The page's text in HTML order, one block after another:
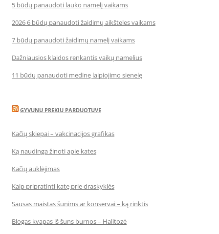
5 būdų panaudoti lauko namelį vaikams
2026 6 būdų panaudoti žaidimų aikšteles vaikams
7 būdų panaudoti žaidimų namelį vaikams
Dažniausios klaidos renkantis vaikų namelius
11 būdų panaudoti medinę laipiojimo sienelę
GYVUNU PREKIU PARDUOTUVE
Kačių skiepai – vakcinacijos grafikas
Ką naudinga žinoti apie kates
Kačių auklėjimas
Kaip pripratinti katę prie draskyklės
Sausas maistas šunims ar konservai – ką rinktis
Blogas kvapas iš šuns burnos – Halitozė